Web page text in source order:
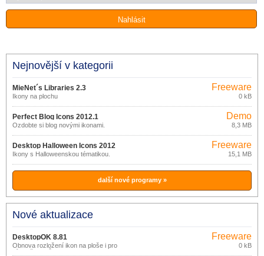
Nejnovější v kategorii
MieNet´s Libraries 2.3
Ikony na plochu
Freeware
0 kB
Perfect Blog Icons 2012.1
Ozdobte si blog novými ikonami.
Demo
8,3 MB
Desktop Halloween Icons 2012
Ikony s Halloweenskou tématikou.
Freeware
15,1 MB
další nové programy »
Nové aktualizace
DesktopOK 8.81
Obnova rozložení ikon na ploše i pro
více uživatelů.
Freeware
0 kB